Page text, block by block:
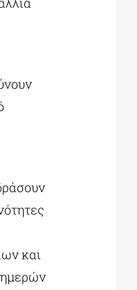
και